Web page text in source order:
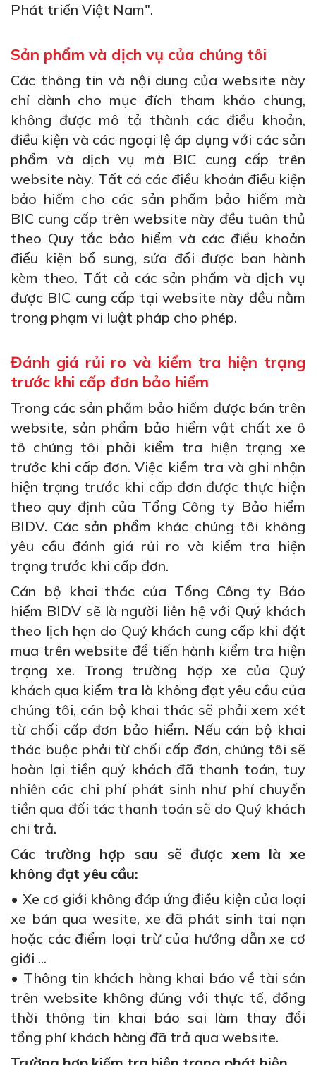
Phát triển Việt Nam".
Sản phẩm và dịch vụ của chúng tôi
Các thông tin và nội dung của website này
chỉ dành cho mục đích tham khảo chung,
không được mô tả thành các điều khoản,
điều kiện và các ngoại lệ áp dụng với các sản
phẩm và dịch vụ mà BIC cung cấp trên
website này. Tất cả các điều khoản điều kiện
bảo hiểm cho các sản phẩm bảo hiểm mà
BIC cung cấp trên website này đều tuân thủ
theo Quy tắc bảo hiểm và các điều khoản
điểu kiện bổ sung, sửa đổi được ban hành
kèm theo. Tất cả các sản phẩm và dịch vụ
được BIC cung cấp tại website này đều nằm
trong phạm vi luật pháp cho phép.
Đánh giá rủi ro và kiểm tra hiện trạng
trước khi cấp đơn bảo hiểm
Trong các sản phẩm bảo hiểm được bán trên
website, sản phẩm bảo hiểm vật chất xe ô
tô chúng tôi phải kiểm tra hiện trạng xe
trước khi cấp đơn. Việc kiểm tra và ghi nhận
hiện trạng trước khi cấp đơn được thực hiện
theo quy định của Tổng Công ty Bảo hiểm
BIDV. Các sản phẩm khác chúng tôi không
yêu cầu đánh giá rủi ro và kiểm tra hiện
trạng trước khi cấp đơn.
Cán bộ khai thác của Tổng Công ty Bảo
hiểm BIDV sẽ là người liên hệ với Quý khách
theo lịch hẹn do Quý khách cung cấp khi đặt
mua trên website để tiến hành kiểm tra hiện
trạng xe. Trong trường hợp xe của Quý
khách qua kiểm tra là không đạt yêu cầu của
chúng tôi, cán bộ khai thác sẽ phải xem xét
từ chối cấp đơn bảo hiểm. Nếu cán bộ khai
thác buộc phải từ chối cấp đơn, chúng tôi sẽ
hoàn lại tiền quý khách đã thanh toán, tuy
nhiên các chi phí phát sinh như phí chuyển
tiền qua đối tác thanh toán sẽ do Quý khách
chi trả.
Các trường hợp sau sẽ được xem là xe
không đạt yêu cầu:
• Xe cơ giới không đáp ứng điều kiện của loại
xe bán qua wesite, xe đã phát sinh tai nạn
hoặc các điểm loại trừ của hướng dẫn xe cơ
giới ...
• Thông tin khách hàng khai báo về tài sản
trên website không đúng với thực tế, đồng
thời thông tin khai báo sai làm thay đổi
tổng phí khách hàng đã trả qua website.